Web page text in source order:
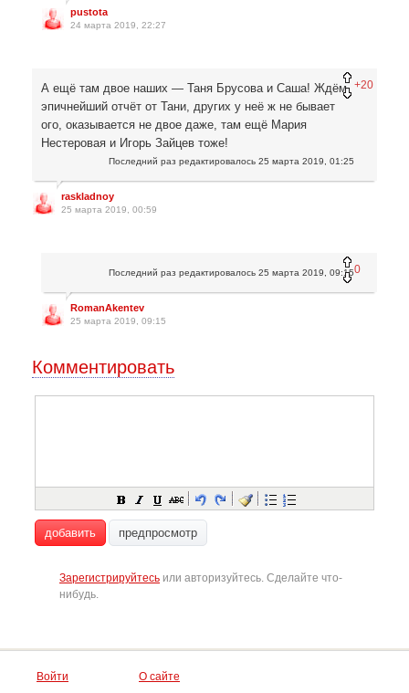
pustota
24 марта 2019, 22:27
+20
А ещё там двое наших — Таня Брусова и Саша! Ждём
эпичнейший отчёт от Тани, других у неё ж не бывает
ого, оказывается не двое даже, там ещё Мария
Нестеровая и Игорь Зайцев тоже!
Последний раз редактировалось 25 марта 2019, 01:25
raskladnoy
25 марта 2019, 00:59
0
Последний раз редактировалось 25 марта 2019, 09:15
RomanAkentev
25 марта 2019, 09:15
Комментировать
добавить предпросмотр
Зарегистрируйтесь или авторизуйтесь. Сделайте что-
нибудь.
Войти
О сайте